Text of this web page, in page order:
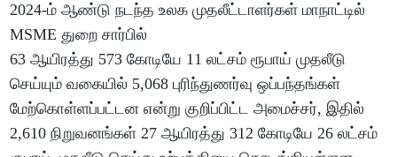
2024-ம் ஆண்டு நடந்த உலக முதலீட்டாளர்கள் மாநாட்டில்
MSME துறை சார்பில்
63 ஆயிரத்து 573 கோடியே 11 லட்சம் ரூபாய் முதலீடு
செய்யும் வகையில் 5,068 புரிந்துணர்வு ஒப்பந்தங்கள்
மேற்கொள்ளப்பட்டன என்று குறிப்பிட்ட அமைச்சர், இதில்
2,610 நிறுவனங்கள் 27 ஆயிரத்து 312 கோடியே 26 லட்சம்